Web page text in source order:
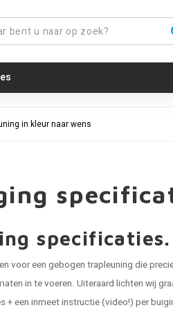
in kleur naar wens
specificaties.
voor een gebogen trapleuning die
in te voeren. Uiteraard lichten wij
+ een inmeet instructie (video!) per